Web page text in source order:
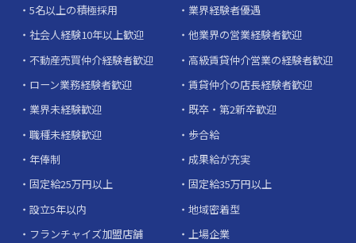
5名以上の積極採用
業界経験者優遇
社会人経験10年以上歓迎
他業界の営業経験者歓迎
不動産売買仲介経験者歓迎
高級賃貸仲介営業の経験者歓迎
ローン業務経験者歓迎
賃貸仲介の店長経験者歓迎
業界未経験歓迎
既卒・第2新卒歓迎
職種未経験歓迎
歩合給
年俸制
成果給が充実
固定給25万円以上
固定給35万円以上
設立5年以内
地域密着型
フランチャイズ加盟店舗
上場企業